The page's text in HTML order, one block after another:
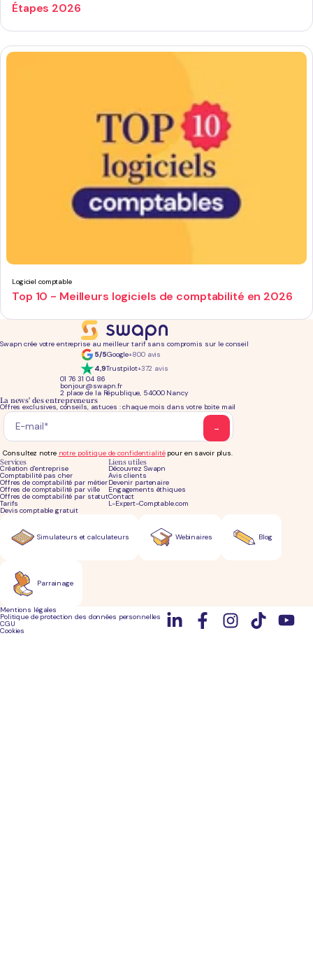
Étapes 2026
Logiciel comptable
Top 10 - Meilleurs logiciels de comptabilité en 2026
Swapn crée votre entreprise au meilleur tarif sans compromis sur le conseil
5/5Google+800 avis
4,9Trustpilot+372 avis
01 76 31 04 86
bonjour@swapn.fr
2 place de la République, 54000 Nancy
Services
Création d'entreprise
Comptabilité pas cher
Offres de comptabilité par métier
Offres de comptabilité par ville
Offres de comptabilité par statut
Tarifs
Devis comptable gratuit
Liens utiles
Découvrez Swapn
Avis clients
Devenir partenaire
Engagements éthiques
Contact
L-Expert-Comptable.com
La news' des entrepreneurs
Offres exclusives, conseils, astuces : chaque mois dans votre boite mail
Consultez notre notre politique de confidentialitépour en savoir plus.
Simulateurs et calculateurs Blog
Parrainage
Webinaires
Mentions légales
Politique de protection des données personnelles
CGU
Cookies